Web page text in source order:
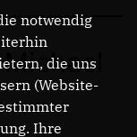
notwendig
die uns
(Website-
Ihre